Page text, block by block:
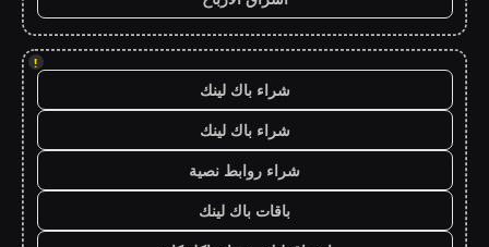
!
شراء باك لينك
شراء باك لينك
شراء روابط نصية
باقات باك لينك